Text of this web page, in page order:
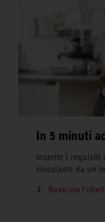
In 5 minuti
Inserite i requisiti
vincolante da un
Ricevi ora